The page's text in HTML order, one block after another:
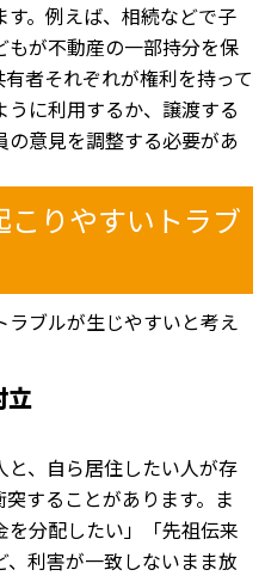
。例えば、相続などで子
もが不動産の一部持分を保
者それぞれが権利を持って
に利用するか、譲渡する
意見を調整する必要があ
りやすいトラブ
ブルが生じやすいと考え
立
、自ら居住したい人が存
することがあります。ま
分配したい」「先祖伝来
利害が一致しないまま放